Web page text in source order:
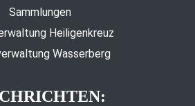
Sammlungen
Heiligenkreuz
Wasserberg